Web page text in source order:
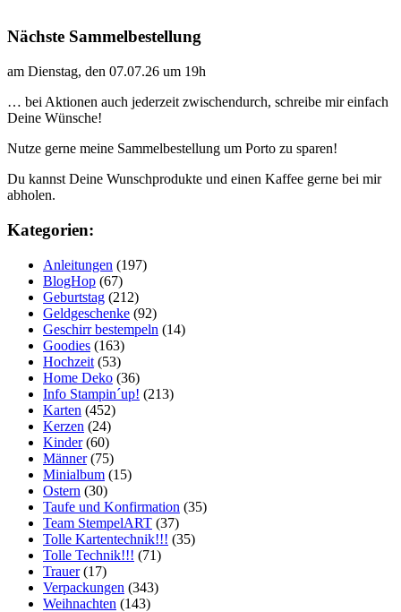
Nächste Sammelbestellung
am Dienstag, den 07.07.26 um 19h
… bei Aktionen auch jederzeit zwischendurch, schreibe mir einfach
Deine Wünsche!
Nutze gerne meine Sammelbestellung um Porto zu sparen!
Du kannst Deine Wunschprodukte und einen Kaffee gerne bei mir
abholen.
Kategorien:
Anleitungen (197)
BlogHop (67)
Geburtstag (212)
Geldgeschenke (92)
Geschirr bestempeln (14)
Goodies (163)
Hochzeit (53)
Home Deko (36)
Info Stampin´up! (213)
Karten (452)
Kerzen (24)
Kinder(60)
Männer(75)
Minialbum (15)
Ostern (30)
Taufe und Konfirmation (35)
Team StempelART (37)
Tolle Kartentechnik!!! (35)
Tolle Technik!!! (71)
Trauer(17)
Verpackungen (343)
Weihnachten (143)